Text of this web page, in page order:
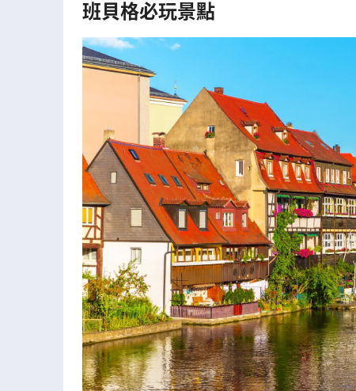
班貝格必玩景點